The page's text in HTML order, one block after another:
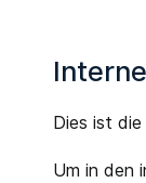
Dies ist
Um in den